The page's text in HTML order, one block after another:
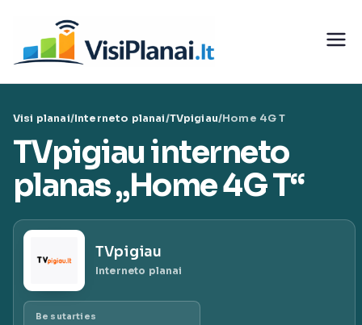
turinio
teleko
munika
cijų
paslaug
Visi planai/Interneto planai/TVpigiau/Home 4G T
TVpigiau interneto
planas „Home 4G T“
TVpigiau
Interneto planai
Be sutarties